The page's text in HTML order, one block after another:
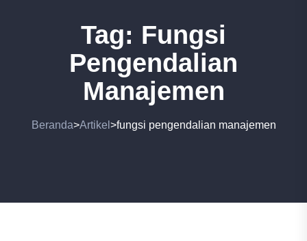
Tag: Fungsi
Pengendalian
Manajemen
Beranda>Artikel >fungsi pengendalian manajemen